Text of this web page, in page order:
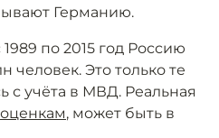
Германию.
по 2015 год Россию
человек. Это только те
с учёта в МВД. Реальная
оценкам, может быть в